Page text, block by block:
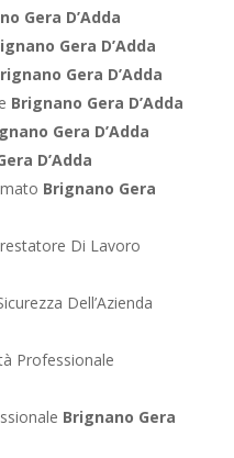
Gera D’Adda
Gera D’Adda
Gera D’Adda
Brignano Gera D’Adda
Gera D’Adda
D’Adda
Brignano Gera
Di Lavoro
Dell’Azienda
Professionale
Brignano Gera